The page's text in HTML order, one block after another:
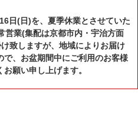
日(日)を、夏季休業とさせていた
営業(集配は京都市内・宇治方面
致しますが、地域によりお届け
、お盆期間中にご利用のお客様
願い申し上げます。